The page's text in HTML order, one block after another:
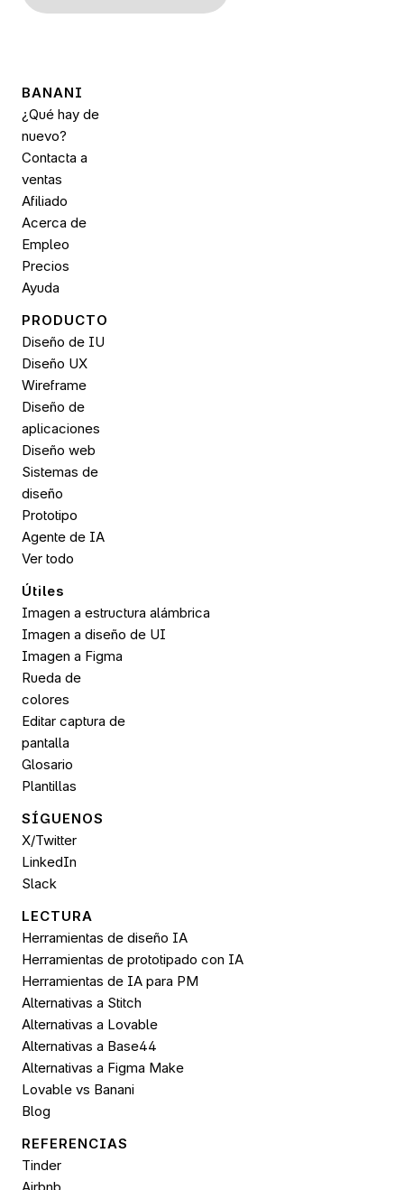
BANANI
¿Qué hay de
nuevo?
Contacta a
ventas
Afiliado
Acerca de
Empleo
Precios
Ayuda
PRODUCTO
Diseño de IU
Diseño UX
Wireframe
Diseño de
aplicaciones
Diseño web
Sistemas de
diseño
Prototipo
Agente de IA
Ver todo
Útiles
Imagen a estructura alámbrica
Imagen a diseño de UI
Imagen a Figma
Rueda de
colores
Editar captura de
pantalla
Glosario
Plantillas
SÍGUENOS
X/Twitter
LinkedIn
Slack
LECTURA
Herramientas de diseño IA
Herramientas de prototipado con IA
Herramientas de IA para PM
Alternativas a Stitch
Alternativas a Lovable
Alternativas a Base44
Alternativas a Figma Make
Lovable vs Banani
Blog
REFERENCIAS
Tinder
Airbnb